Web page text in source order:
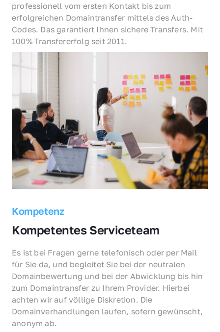
professionell vom ersten Kontakt bis zum
erfolgreichen Domaintransfer mittels des Auth-
Codes. Das garantiert Ihnen sichere Transfers. Mit
100% Transfererfolg seit 2011.
Kompetenz
Kompetentes Serviceteam
Es ist bei Fragen gerne telefonisch oder per Mail
für Sie da, und begleitet Sie bei der neutralen
Domainbewertung und bei der Abwicklung bis hin
zum Domaintransfer zu Ihrem Provider. Hierbei
achten wir auf völlige Diskretion. Die
Domainverhandlungen laufen, sofern gewünscht,
anonym ab.